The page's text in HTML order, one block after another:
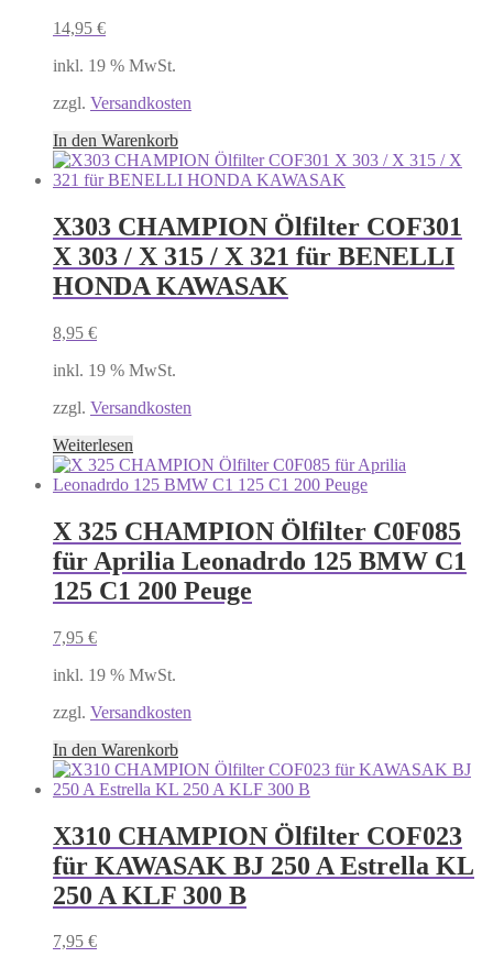
14,95 €
inkl. 19 % MwSt.
zzgl. Versandkosten
In den Warenkorb
X303 CHAMPION Ölfilter COF301
X 303 / X 315 / X 321 für BENELLI
HONDA KAWASAK
8,95 €
inkl. 19 % MwSt.
zzgl. Versandkosten
Weiterlesen
X 325 CHAMPION Ölfilter C0F085
für Aprilia Leonadrdo 125 BMW C1
125 C1 200 Peuge
7,95 €
inkl. 19 % MwSt.
zzgl. Versandkosten
In den Warenkorb
X310 CHAMPION Ölfilter COF023
für KAWASAK BJ 250 A Estrella KL
250 A KLF 300 B
7,95 €